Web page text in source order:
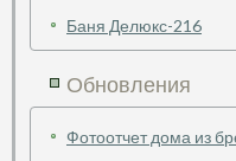
Баня Делюкс-216
Обновления
Фотоотчет дома из